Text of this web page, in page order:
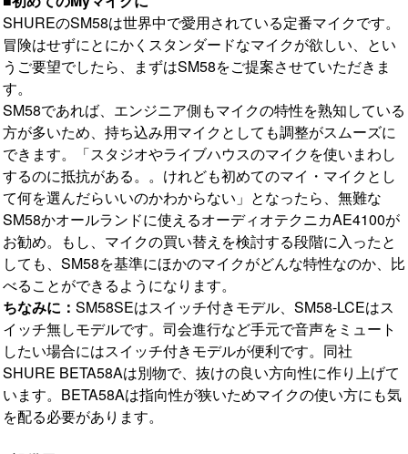
SHUREのSM58は世界中で愛用されている定番マイクです。
冒険はせずにとにかくスタンダードなマイクが欲しい、とい
うご要望でしたら、まずはSM58をご提案させていただきま
す。
SM58であれば、エンジニア側もマイクの特性を熟知している
方が多いため、持ち込み用マイクとしても調整がスムーズに
できます。「スタジオやライブハウスのマイクを使いまわし
するのに抵抗がある。。けれども初めてのマイ・マイクとし
て何を選んだらいいのかわからない」となったら、無難な
SM58かオールランドに使えるオーディオテクニカAE4100が
お勧め。もし、マイクの買い替えを検討する段階に入ったと
しても、SM58を基準にほかのマイクがどんな特性なのか、比
べることができるようになります。
ちなみに： SM58SEはスイッチ付きモデル、SM58-LCEはス
イッチ無しモデルです。司会進行など手元で音声をミュート
したい場合にはスイッチ付きモデルが便利です。同社
SHURE BETA58Aは別物で、抜けの良い方向性に作り上げて
います。BETA58Aは指向性が狭いためマイクの使い方にも気
を配る必要があります。